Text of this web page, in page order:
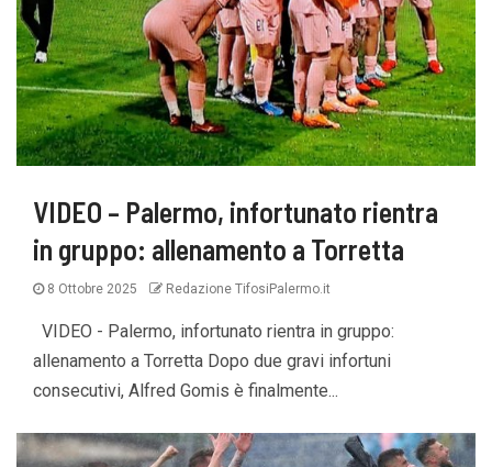
VIDEO – Palermo, infortunato rientra
in gruppo: allenamento a Torretta
8 Ottobre 2025 Redazione TifosiPalermo.it
VIDEO - Palermo, infortunato rientra in gruppo:
allenamento a Torretta Dopo due gravi infortuni
consecutivi, Alfred Gomis è finalmente...